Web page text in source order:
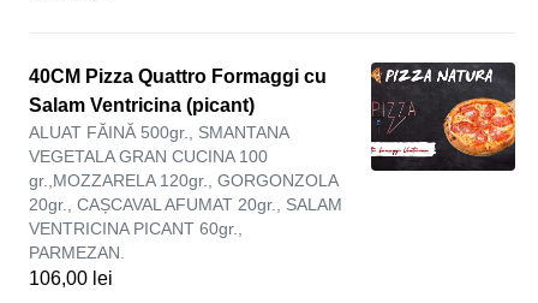
40CM Pizza Quattro Formaggi cu
Salam Ventricina (picant)
ALUAT FĂINĂ 500gr., SMANTANA
VEGETALA GRAN CUCINA 100
gr.,MOZZARELA 120gr., GORGONZOLA
20gr., CAȘCAVAL AFUMAT 20gr., SALAM
VENTRICINA PICANT 60gr.,
PARMEZAN.
106,00 lei